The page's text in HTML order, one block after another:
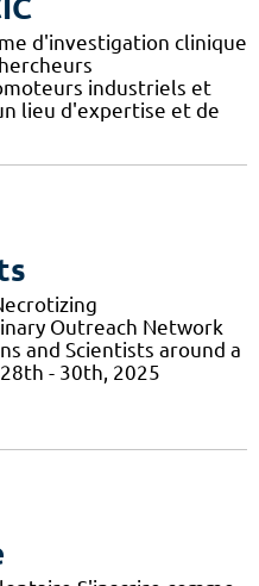
d'investigation clinique
industriels et
lieu d'expertise et de
Outreach Network
and Scientists around a
- 30th, 2025